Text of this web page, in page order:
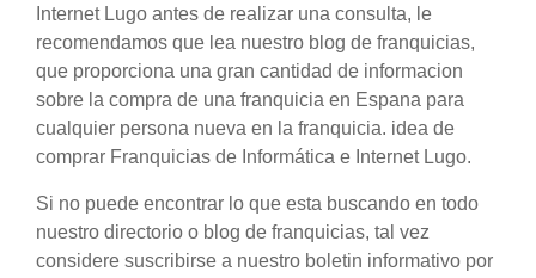
Internet Lugo antes de realizar una consulta, le
recomendamos que lea nuestro blog de franquicias,
que proporciona una gran cantidad de informacion
sobre la compra de una franquicia en Espana para
cualquier persona nueva en la franquicia. idea de
comprar Franquicias de Informática e Internet Lugo.
Si no puede encontrar lo que esta buscando en todo
nuestro directorio o blog de franquicias, tal vez
considere suscribirse a nuestro boletin informativo por